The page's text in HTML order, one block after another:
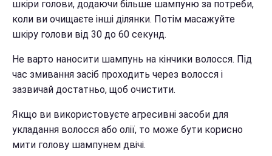
шкіри голови, додаючи більше шампуню за потреби,
коли ви очищаєте інші ділянки. Потім масажуйте
шкіру голови від 30 до 60 секунд.
Не варто наносити шампунь на кінчики волосся. Під
час змивання засіб проходить через волосся і
зазвичай достатньо, щоб очистити.
Якщо ви використовуєте агресивні засоби для
укладання волосся або олії, то може бути корисно
мити голову шампунем двічі.